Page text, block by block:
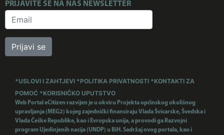
PRIJAVITE SE NA NAŠ NEWSLETTER
Prijavi se
*USLOVI I ZAHTJEVI *POLITIKA PRIVATNOSTI *KONTAKTI ZA
POMOĆ *KORISNIČKO UPUTSTVO
Web Portal eCitizen razvijen je u okviru Projekta općinskog okolišnog
upravljanja (MEG2) kojeg zajednički finansiraju Vlada Švicarske, Švedska i
Vlada Češke Republike, kao i Evropska unija, a provodi ga Razvojni
program Ujedinjenih nacija (UNDP) u BiH. Sadržaj ovog portala, kao i